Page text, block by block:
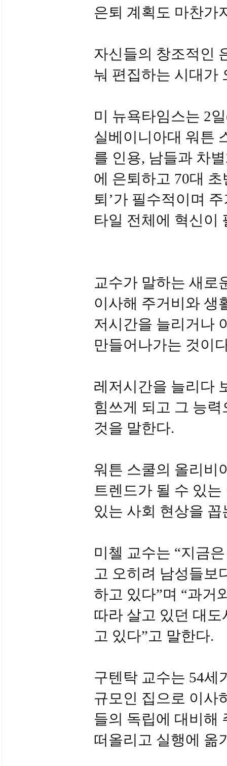
은퇴 계획도 마찬가
자신들의 창조적인
눠 편집하는 시대가
미 뉴욕타임스는 2
실베이니아대 워튼
를 인용, 남들과 차
에 은퇴하고 70대
퇴’가 필수적이며
타일 전체에 혁신이
교수가 말하는 새로
이사해 주거비와 생
저시간을 늘리거나
만들어나가는 것이
레저시간을 늘리다
힘쓰게 되고 그 능
것을 말한다.
워튼 스쿨의 올리비
트렌드가 될 수 있
있는 사회 현상을 꼽
미첼 교수는 “지금
고 오히려 남성들보
하고 있다”며 “과거
따라 살고 있던 대
고 있다”고 말한다.
구텐탁 교수는 54세
규모인 집으로 이사
들의 독립에 대비해
떠올리고 실행에 옮